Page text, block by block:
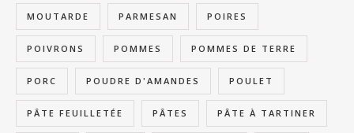
MOUTARDE PARMESAN POIRES
POIVRONS POMMES POMMES DE TERRE
PORC POUDRE D'AMANDES POULET
PÂTE FEUILLETÉE PÂTES PÂTE À TARTINER